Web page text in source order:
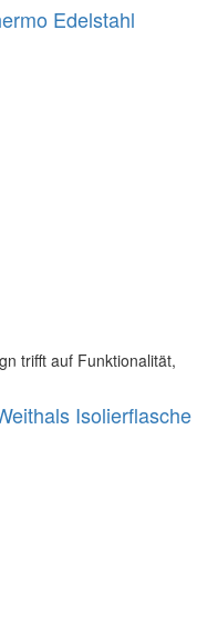
Edelstahl
trifft auf Funktionalität,
Isolierflasche